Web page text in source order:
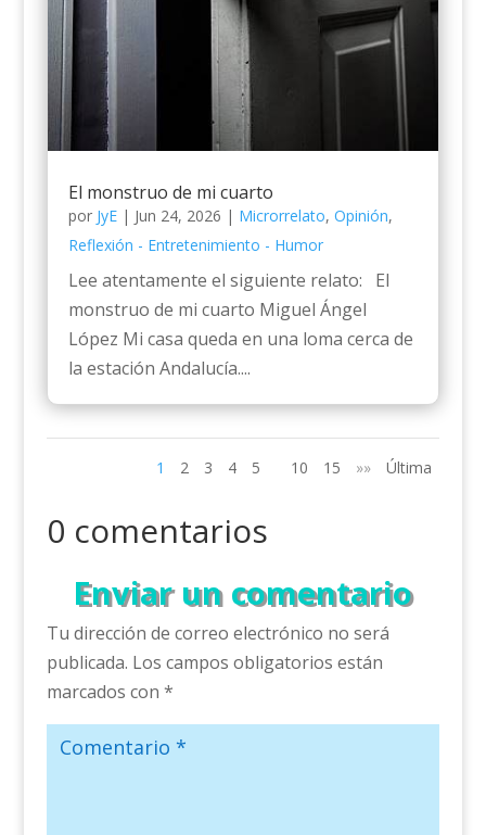
El monstruo de mi cuarto
por JyE| Jun 24, 2026 | Microrrelato, Opinión,
Reflexión - Entretenimiento - Humor
Lee atentamente el siguiente relato: El
monstruo de mi cuarto Miguel Ángel
López Mi casa queda en una loma cerca de
la estación Andalucía....
1 2 3 4 5 10 15 »» Última
0 comentarios
Enviar un comentario
Tu dirección de correo electrónico no será
publicada. Los campos obligatorios están
marcados con *